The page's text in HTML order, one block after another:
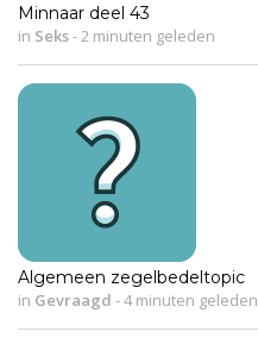
Minnaar deel 43
in Seks- 2 minuten geleden
Algemeen zegelbedeltopic
in Gevraagd -4 minuten geleden